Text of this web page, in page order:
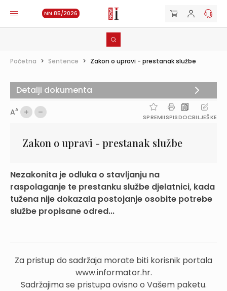
NN 85/2026
Početna > Sentence > Zakon o upravi - prestanak službe
AA
SPREMIISPISDOCBILJEŠKE
Zakon o upravi - prestanak službe
Nezakonita je odluka o stavljanju na
raspolaganje te prestanku službe djelatnici, kada
tužena nije dokazala postojanje osobite potrebe
službe propisane odred...
Za pristup do sadržaja morate biti korisnik portala
www.informator.hr.
Sadržajima se pristupa ovisno o Vašem paketu.
Detalji dokumenta